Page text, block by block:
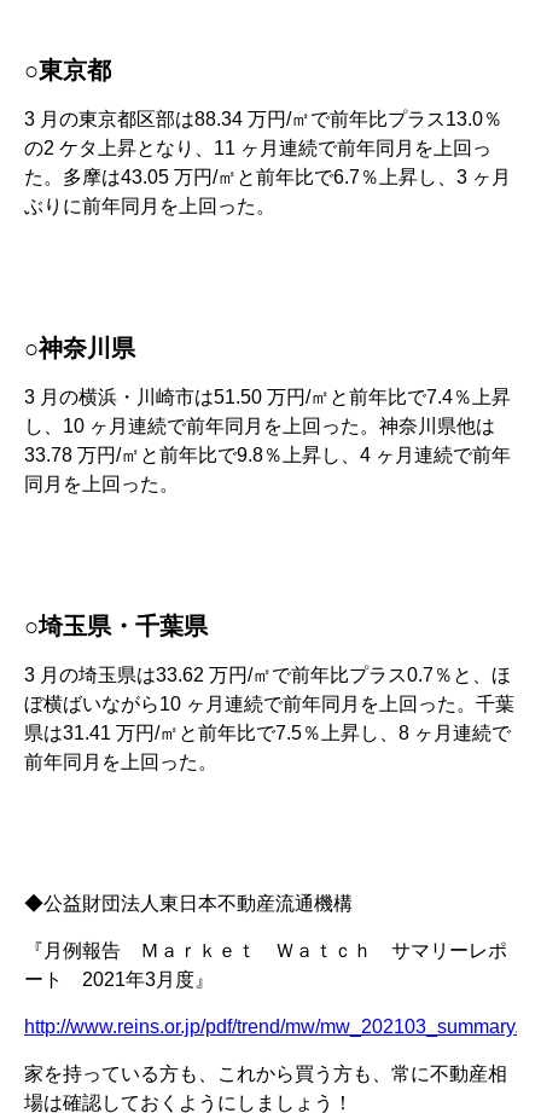
○東京都
3 月の東京都区部は88.34 万円/㎡で前年比プラス13.0％
の2 ケタ上昇となり、11 ヶ月連続で前年同月を上回っ
た。多摩は43.05 万円/㎡と前年比で6.7％上昇し、3 ヶ月
ぶりに前年同月を上回った。
○神奈川県
3 月の横浜・川崎市は51.50 万円/㎡と前年比で7.4％上昇
し、10 ヶ月連続で前年同月を上回った。神奈川県他は
33.78 万円/㎡と前年比で9.8％上昇し、4 ヶ月連続で前年
同月を上回った。
○埼玉県・千葉県
3 月の埼玉県は33.62 万円/㎡で前年比プラス0.7％と、ほ
ぼ横ばいながら10 ヶ月連続で前年同月を上回った。千葉
県は31.41 万円/㎡と前年比で7.5％上昇し、8 ヶ月連続で
前年同月を上回った。
◆公益財団法人東日本不動産流通機構
『月例報告 Ｍａｒｋｅｔ Ｗａｔｃｈ サマリーレポ
ート 2021年3月度』
http://www.reins.or.jp/pdf/trend/mw/
家を持っている方も、これから買う方も、常に不動産相
場は確認しておくようにしましょう！